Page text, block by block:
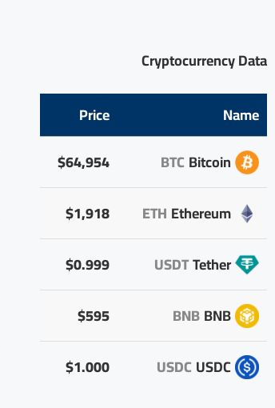
Cryptocurrency Data
Name
Price
Bitcoin
BTC
$64,954
Ethereum
ETH
$1,918
Tether
USDT
$0.999
BNB
BNB
$595
USDC
USDC
$1.000